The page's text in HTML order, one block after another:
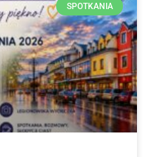
SPOTKANIA